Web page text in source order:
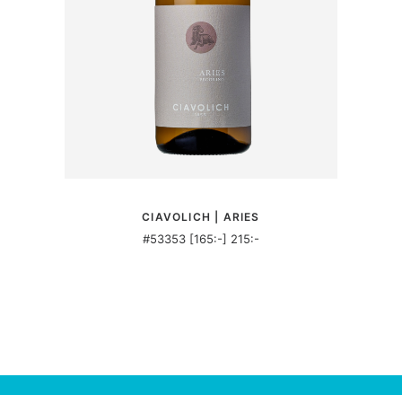
CIAVOLICH | ARIES
#53353 [165:-] 215:-